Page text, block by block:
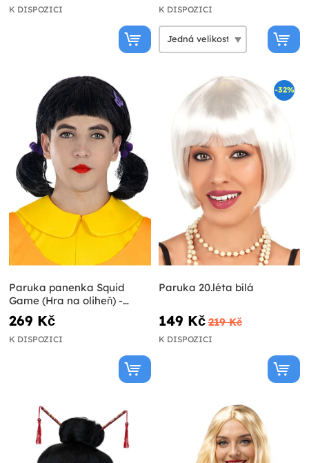
K DISPOZICI K DISPOZICI
Paruka panenka Squid
Game (Hra na oliheň) -
Official Netflix
269 Kč
K DISPOZICI
-32%
Paruka 20.léta bílá
149 Kč 219 Kč
K DISPOZICI